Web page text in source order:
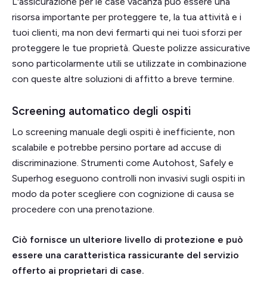
risorsa importante per proteggere te, la tua attività e i
tuoi clienti, ma non devi fermarti qui nei tuoi sforzi per
proteggere le tue proprietà. Queste polizze assicurative
sono particolarmente utili se utilizzate in combinazione
con queste altre soluzioni di affitto a breve termine.
Screening automatico degli ospiti
Lo screening manuale degli ospiti è inefficiente, non
scalabile e potrebbe persino portare ad accuse di
discriminazione. Strumenti come Autohost, Safely e
Superhog eseguono controlli non invasivi sugli ospiti in
modo da poter scegliere con cognizione di causa se
procedere con una prenotazione.
Ciò fornisce un ulteriore livello di protezione e può
essere una caratteristica rassicurante del servizio
offerto ai proprietari di case.